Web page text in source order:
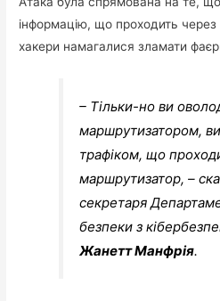
інформацію, що проходить
хакери намагалися зламати
– Тільки-но ви
маршрутизатором,
трафіком, що
маршрутизатор, –
секретаря
безпеки з
Жанетт Манфрія.